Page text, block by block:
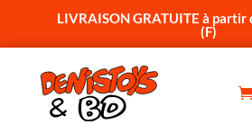
LIVRAISON GRATUITE à partir
(F)